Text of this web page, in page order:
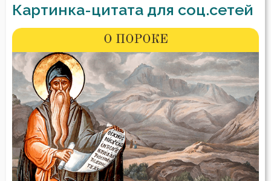
Картинка-цитата для соц.сетей